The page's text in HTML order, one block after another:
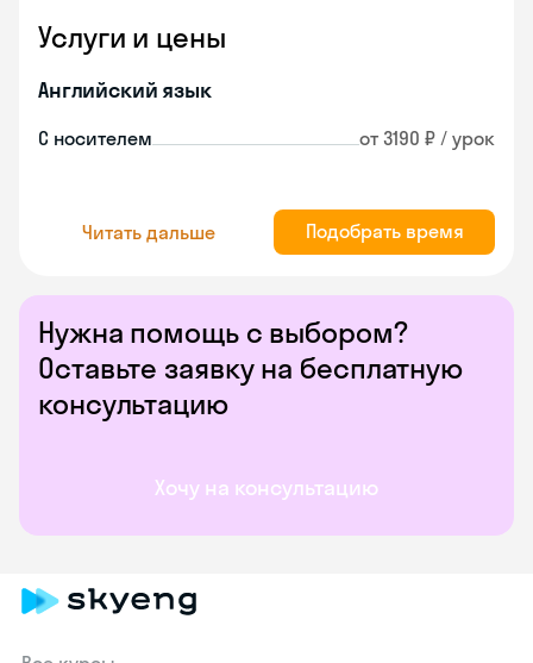
Нужна помощь с выбором?
Оставьте заявку на бесплатную
консультацию
Хочу на консультацию
Услуги и цены
Английский язык
С носителем от 3190 ₽ / урок
Читать дальше Подобрать время